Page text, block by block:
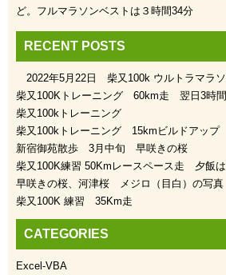
ど。フルマラソンベストは３時間34分
RECENT POSTS
2022年5月22日 柴又100k ウルトラマラ
柴又100Kトレーニング 60km走 翌日3時
柴又100kトレーニング
柴又100kトレーニング 15kmビルドアップ
新宿御苑散歩 3月中旬 早咲きの桜
柴又100K練習 50Kmレースペース走 夕飯
早咲きの桜、河津桜 メジロ（目白）の写真
柴又100K 練習 35Km走
CATEGORIES
Excel-VBA